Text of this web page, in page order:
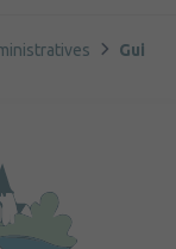
Gui